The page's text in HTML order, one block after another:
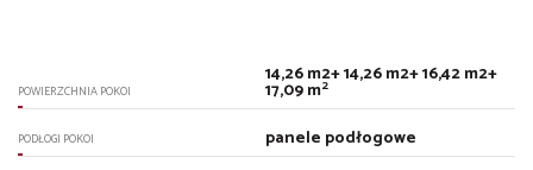
POWIERZCHNIA POKOI
14,26 m2+ 14,26 m2+ 16,42 m2+
17,09 m2
PODŁOGI POKOI panele podłogowe